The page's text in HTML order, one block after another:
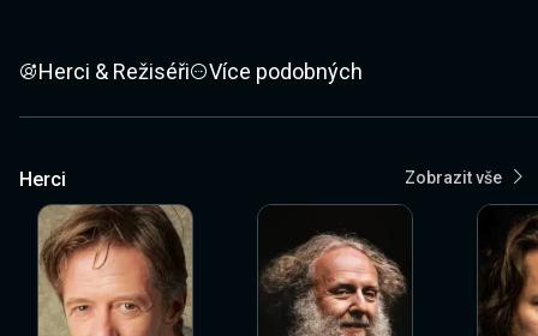
Herci & Režiséři Více podobných
Herci Zobrazit vše